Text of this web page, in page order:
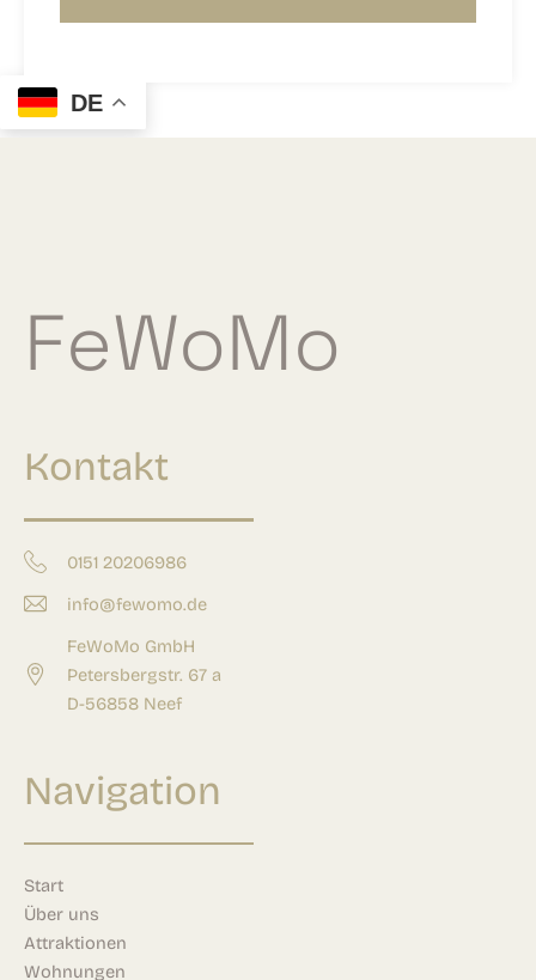
DE
FeWoMo
Kontakt
0151 20206986
info@fewomo.de
FeWoMo GmbH
Petersbergstr. 67 a
D-56858 Neef
Navigation
Start
Über uns
Attraktionen
Wohnungen